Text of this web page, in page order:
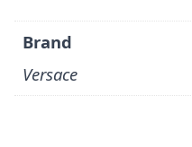
Brand
Versace